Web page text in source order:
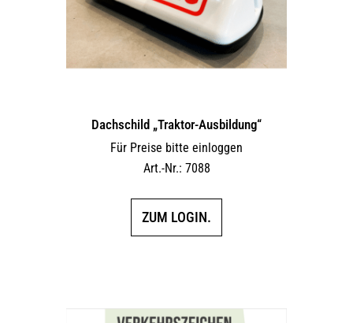
Dachschild „Traktor-Ausbildung“
Für Preise bitte einloggen
Art.-Nr.: 7088
ZUM LOGIN.